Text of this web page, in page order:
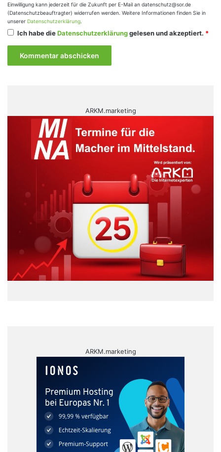
Einwilligung kann jederzeit für die Zukunft per E-Mail an datenschutz@sor.de
(Datenschutzbeauftragter) widerrufen werden. Weitere Informationen finden Sie in
unserer Datenschutzerklärung.
Ich habe dieDatenschutzerklärunggelesen und akzeptiert. *
ARKM.marketing
ARKM.marketing